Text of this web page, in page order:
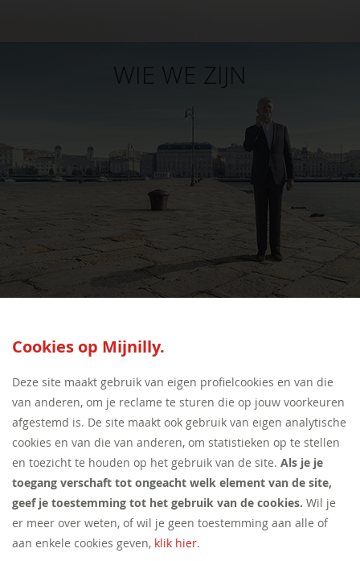
WIE WE ZIJN
Cookies op Mijnilly.
Deze site maakt gebruik van eigen profielcookies en van die
van anderen, om je reclame te sturen die op jouw voorkeuren
afgestemd is. De site maakt ook gebruik van eigen analytische
cookies en van die van anderen, om statistieken op te stellen
en toezicht te houden op het gebruik van de site. Als je je
toegang verschaft tot ongeacht welk element van de site,
geef je toestemming tot het gebruik van de cookies. Wil je
er meer over weten, of wil je geen toestemming aan alle of
aan enkele cookies geven, klik hier.